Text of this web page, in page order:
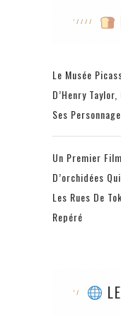
Le Musée
D’Henry
Ses
Un Premier
D’orchidées
Les Rues De
Repéré